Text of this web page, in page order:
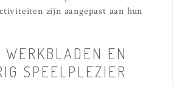
zijn aangepast aan hun
WERKBLADEN EN
SPEELPLEZIER